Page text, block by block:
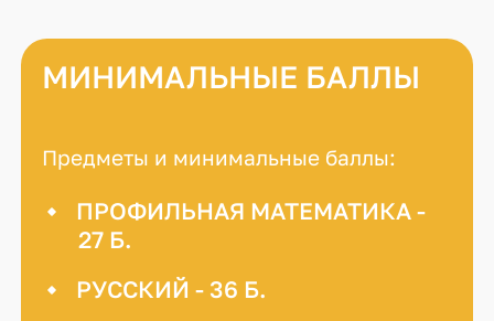
МИНИМАЛЬНЫЕ БАЛЛЫ
Предметы и минимальные баллы:
ПРОФИЛЬНАЯ МАТЕМАТИКА -
27 Б.
РУССКИЙ - 36 Б.